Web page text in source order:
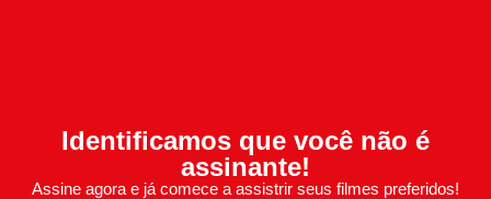
Identificamos que você não é
assinante!
Assine agora e já comece a assistrir seus filmes preferidos!